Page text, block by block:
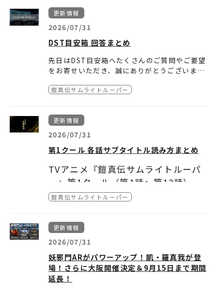
77707.html
●ヨドバシカメラ（
com/product/100000009004275251
●Amazon.co.jp（ https://www.amazon.c
●HMV＆BOOKS-online（https://www.hm
v.co.jp/product/detail/17116100）
●ビックカメラ（https://www.biccamera.c
om/bc/item/15308874
com/product_detail.aspx?sku=10213525
9）
●セブンネットショッピング（
omni7.jp/detail/1400991088）
となります。
ます。あらかじめご了承ください。
※特典内容は予告なく変更となる場合がござい
ます。
※特典詳細に関しましては、各店舗様までお問
第3巻のご予約は
第4巻のご予約はコチラから
します。
■チケット料金：全席指定3,500円（税込）
※チケット料金に加えて、別途手数料がかかり
ます。
※枚数制限：お一人様2枚まで
ただけません。
■チケット購入方法：＜チケットぴあ＞にて販
★先行抽選販売「プレリザーブ」
受付URL：https://w.pia.jp/t/s-cry-ed/
9
≪先行抽選販売に関する注意事項≫
※チケットのお申込は、お一人様2枚までとさ
せていただきます。
※チケット当選後の変更・払戻は出来ません。
※プレリザーブとは、事前のお申し込みの後、
チケットを購入できるサービスです。
※必ずしも優先的に良いお席をご用意するもの
ではありません。
す。（先着順ではありません）
※お申込は受付期間中ならいつでも可能です。
（メンテナンス時間をのぞく）
★一般販売
※先着順のため無くなり次第終了
≪一般発売に関する注意事項≫
※インターネットでお求めいただけます。
※ご利用可能な引取方法は、セブンイレブン、
※お席はお選びいただけません。
※必ずコンビニにてお引換の上、劇場までお越
しください。
※劇場でのチケット引換は出来ません。
※チケットの販売は、お一人様2枚までとさせ
ていただきます。
チケットぴあ：
●チケット購入に関するお問合わせは、
p://t.pia.jp/help/
≪注意事項≫
・お席はお選びいただけません。
・全席指定席となります。チケットをお持ちで
・dアニメストア
mo.ne.jp/
・バンダイチャンネル
m/
・DMM TV
■都度課金配信
・バンダイチャンネルhttps://www.b-ch.co
m/
ket.jp/
・Prime Video
p/AmazonVideo
・music.jphttps://music-book.jp/
・Youtube（レンタル）https://www.youtu
be.com/feed/storefront
・ムービーフル
https://mfplus.jp/
す。
詳しくは取扱いの配信サービスにてご確認くだ
さい。
装甲騎兵ボトムズ VOL.I STORIES OF THE”A.
T.VOTOMS”
装甲騎兵ボトムズ VOL.II HIGHLIGHTS FROM
THE”A.T.VOTOMS”
装甲騎兵ボトムズ ザ・ラストレッドショルダー
装甲騎兵ボトムズ 赫奕たる異端
装甲騎兵ボトムズ ビッグバトル
装甲騎兵ボトムズ レッドショルダードキュメン
ト 野望のルーツ
装甲騎兵ボトムズ クメン
装甲騎兵ボトムズ サンサ
装甲騎兵ボトムズ クエント
装甲騎兵ボトムズ ペールゼン・ファイルズ
装甲騎兵ボトムズ ペールゼン・ファイルズ 劇
場版
装甲騎兵ボトムズ 孤影再び
ボトムズファインダー
※取り扱い作品は配信サービスによって異なる
場合があります。詳しくは取扱いの配信サービ
スにてご確認ください。
更新情報
2026/07/31
DST目安箱 回答まとめ
先日はDST目安箱へたくさんのご質問やご要望
をお寄せいただき、誠にありがとうございまし
報担当が順次お答えしてまいります。
い。
回答Vol.1
第1クールサブタイトル読み方一覧
回答Vol.2
キャラクタープロフィールまとめ
回答Vol.3
グッズページはこちら
回答Vol.4
鎧真伝サムライトルーパー公式YouTubeはこ
ちら
回答Vol.5
鎧真伝サムライトルーパー
更新情報
2026/07/31
第1クール 各話サブタイトル読み方まとめ
TVアニメ『鎧真伝サムライトルーパ
ー』第1クール（第1話～第12話）各
話サブタイトル読み方まとめ
第2話「阿亜魔亜」：アーマー
第3話「璃无駆」：リンク
鎧真伝サムライトルーパー
更新情報
2026/07/31
妖邪門ARがパワーアップ！凱・羅真我が登
場！さらに大阪開催決定＆9月15日まで期間
延長！